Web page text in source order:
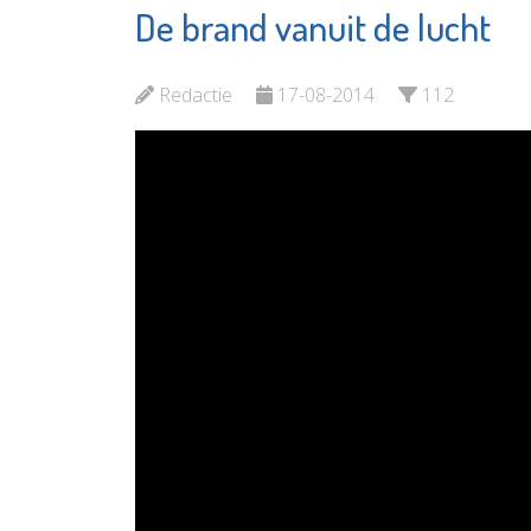
De brand vanuit de lucht
Redactie 17-08-2014 112
Poppodium De
Bekijk de pagina
Museum